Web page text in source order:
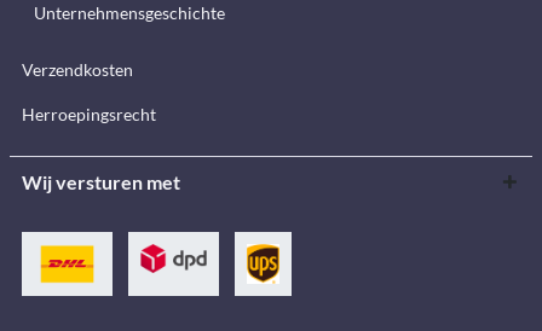
Unternehmensgeschichte
Verzendkosten
Herroepingsrecht
Wij versturen met